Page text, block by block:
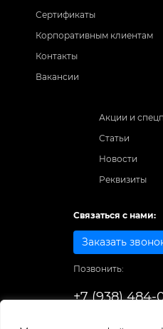
Сертификаты
Корпоративным клиентам
Контакты
Вакансии
Акции и
Статьи
Новости
Реквизиты
Связаться с нами:
Заказать
Позвонить:
+7 (938) 484-